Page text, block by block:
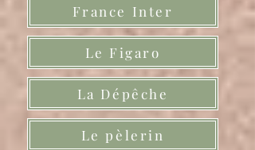
France Inter
Le Figaro
La Dépêche
Le pèlerin